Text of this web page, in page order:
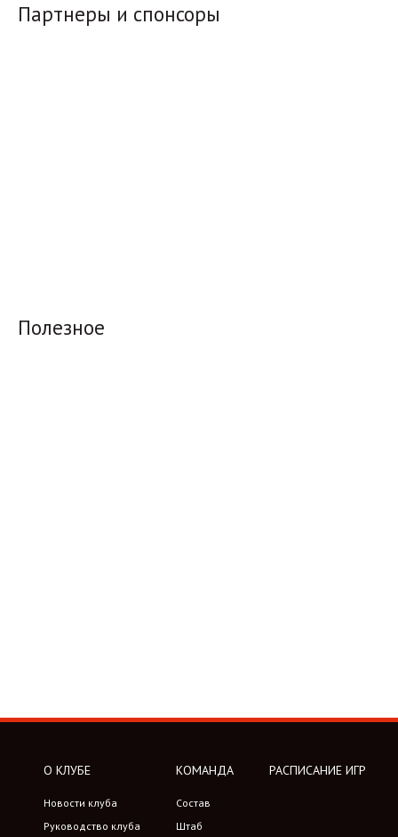
Партнеры и спонсоры
Полезное
О КЛУБЕ
Новости клуба
Руководство клуба
КОМАНДА
Состав
Штаб
РАСПИСАНИЕ ИГР